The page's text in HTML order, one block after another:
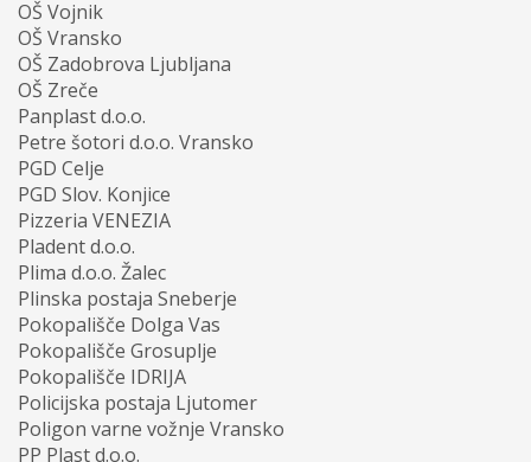
OŠ Vojnik
OŠ Vransko
OŠ Zadobrova Ljubljana
OŠ Zreče
Panplast d.o.o.
Petre šotori d.o.o. Vransko
PGD Celje
PGD Slov. Konjice
Pizzeria VENEZIA
Pladent d.o.o.
Plima d.o.o. Žalec
Plinska postaja Sneberje
Pokopališče Dolga Vas
Pokopališče Grosuplje
Pokopališče IDRIJA
Policijska postaja Ljutomer
Poligon varne vožnje Vransko
PP Plast d.o.o.